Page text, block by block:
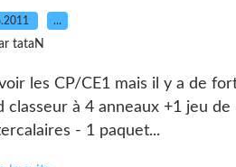
…
tataN
les CP/CE1 mais il y a de
à 4 anneaux +1 jeu
- 1 paquet...